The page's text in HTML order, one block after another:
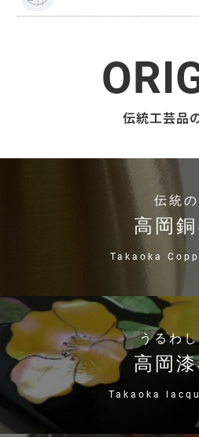
伝統工芸品
伝統の
高岡
Takaoka
うるわ
高岡
Takaoka